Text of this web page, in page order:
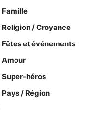
/ Croyance
et événements
Amour
héros
/ Région